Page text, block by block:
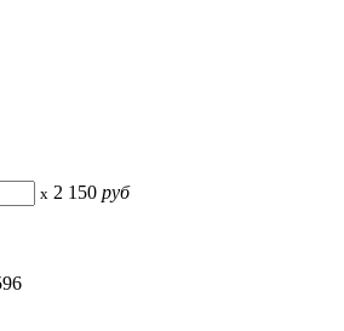
x 2 150 руб